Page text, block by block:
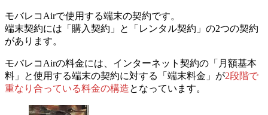
モバレコAirで使用する端末の契約です。
端末契約には 「購入契約」と「レンタル契約」 の2つの契約
があります。
モバレコAirの料金には、 インターネット契約の「月額基本
料」
と使用する端末の契約に対する「端末料金」 が2段階で
重なり合っている料金の構造となっています。